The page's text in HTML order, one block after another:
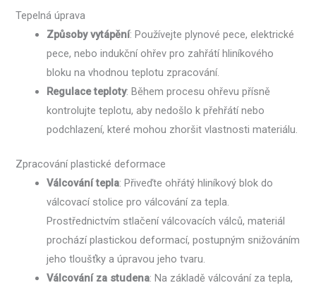
Tepelná úprava
Způsoby vytápění: Používejte plynové pece, elektrické
pece, nebo indukční ohřev pro zahřátí hliníkového
bloku na vhodnou teplotu zpracování.
Regulace teploty: Během procesu ohřevu přísně
kontrolujte teplotu, aby nedošlo k přehřátí nebo
podchlazení, které mohou zhoršit vlastnosti materiálu.
Zpracování plastické deformace
Válcování tepla: Přiveďte ohřátý hliníkový blok do
válcovací stolice pro válcování za tepla.
Prostřednictvím stlačení válcovacích válců, materiál
prochází plastickou deformací, postupným snižováním
jeho tloušťky a úpravou jeho tvaru.
Válcování za studena: Na základě válcování za tepla,